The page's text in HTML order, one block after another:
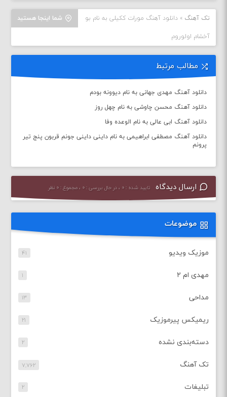
شما اینجا هستید تک آهنگ »دانلود آهنگ مورات ککیلی به نام بو
آخشام اولوروم
مطالب مرتبط
دانلود آهنگ مهدی جهانی به نام دیوونه بودم
دانلود آهنگ محسن چاوشی به نام چهل روز
دانلود آهنگ ابی عالی به نام الوعده وفا
دانلود آهنگ مصطفی ابراهیمی به نام داینی داینی جونم قربون پنج تیر
پرونم
ارسال دیدگاه تایید شده : ۰ ، در حال بررسی : ۰ ، مجموع : ۰ نظر
موضوعات
موزیک ویدیو ۴۱
مهدی ام ۲ ۱
مداحی ۱۳
ریمیکس پیرموزیک ۲۱
دسته‌بندی نشده ۲
تک آهنگ ۷,۷۶۲
تبلیغات ۲